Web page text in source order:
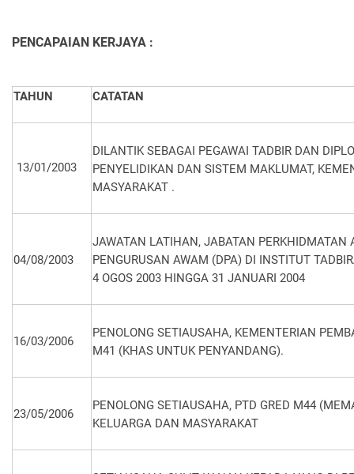
PENCAPAIAN KERJAYA :
TAHUN CATATAN
13/01/2003
DILANTIK SEBAGAI PEGAWAI TADBIR DAN
PENYELIDIKAN DAN SISTEM MAKLUMAT,
MASYARAKAT .
04/08/2003
JAWATAN LATIHAN, JABATAN PERKHIDMATAN
PENGURUSAN AWAM (DPA) DI INSTITUT
4 OGOS 2003 HINGGA 31 JANUARI 2004
16/03/2006
PENOLONG SETIAUSAHA, KEMENTERIAN
M41 (KHAS UNTUK PENYANDANG).
23/05/2006
PENOLONG SETIAUSAHA, PTD GRED M44
KELUARGA DAN MASYARAKAT